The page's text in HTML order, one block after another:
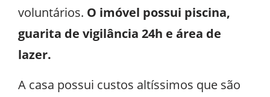
voluntários. O imóvel possui piscina,
guarita de vigilância 24h e área de
lazer.
A casa possui custos altíssimos que são